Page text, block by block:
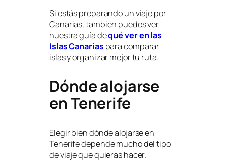
Si estás preparando un viaje por
Canarias, también puedes ver
nuestra guía dequé ver en las
Islas Canariaspara comparar
islas y organizar mejor tu ruta.
Dónde alojarse
en Tenerife
Elegir bien dónde alojarse en
Tenerife depende mucho del tipo
de viaje que quieras hacer.